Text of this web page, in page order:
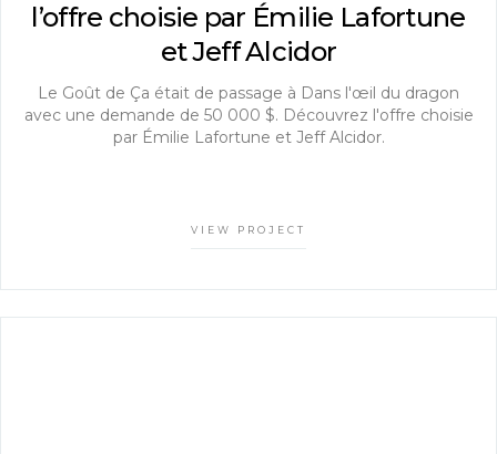
l’offre choisie par Émilie Lafortune
et Jeff Alcidor
Le Goût de Ça était de passage à Dans l'œil du dragon
avec une demande de 50 000 $. Découvrez l'offre choisie
par Émilie Lafortune et Jeff Alcidor.
VIEW PROJECT